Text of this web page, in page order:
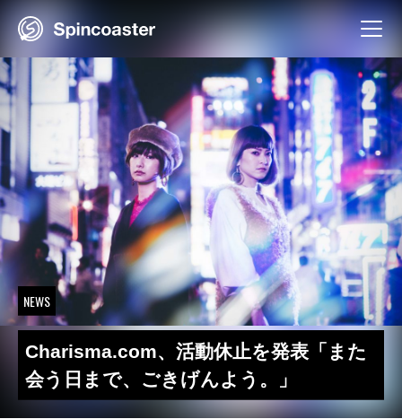
Skip
NEWS
Charisma.com、活動休止を発表「また
会う日まで、ごきげんよう。」